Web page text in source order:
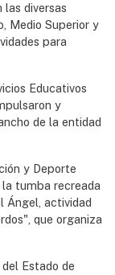
las diversas
Medio Superior y
para
Educativos
y
de la entidad
y Deporte
tumba recreada
Ángel, actividad
que organiza
Estado de